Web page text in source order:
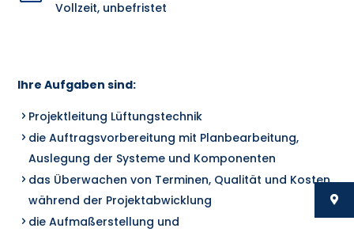
Vollzeit, unbefristet
Ihre Aufgaben sind:
Projektleitung Lüftungstechnik
die Auftragsvorbereitung mit Planbearbeitung,
Auslegung der Systeme und Komponenten
das Überwachen von Terminen, Qualität und Kosten
während der Projektabwicklung
die Aufmaßerstellung und